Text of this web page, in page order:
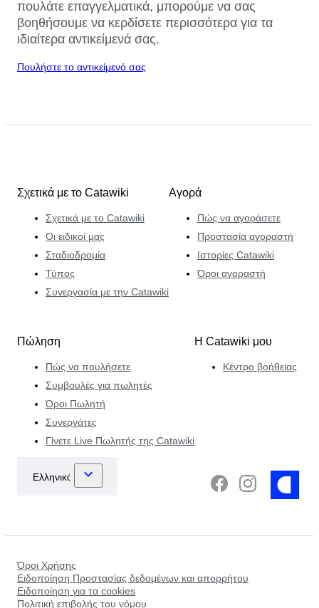
πουλάτε επαγγελματικά, μπορούμε να σας
βοηθήσουμε να κερδίσετε περισσότερα για τα
ιδιαίτερα αντικείμενά σας.
Πουλήστε το αντικείμενό σας
Σχετικά με το Catawiki
Σχετικά με το Catawiki
Οι ειδικοί μας
Σταδιοδρομία
Τύπος
Συνεργασία με την Catawiki
Αγορά
Πώς να αγοράσετε
Προστασία αγοραστή
Ιστορίες Catawiki
Όροι αγοραστή
Πώληση
Πώς να πουλήσετε
Συμβουλές για πωλητές
Όροι Πωλητή
Συνεργάτες
Γίνετε Live Πωλητής της Catawiki
Η Catawiki μου
Κέντρο βοήθειας
Όροι Χρήσης
Ειδοποίηση Προστασίας δεδομένων και απορρήτου
Ειδοποίηση για τα cookies
Πολιτική επιβολής του νόμου